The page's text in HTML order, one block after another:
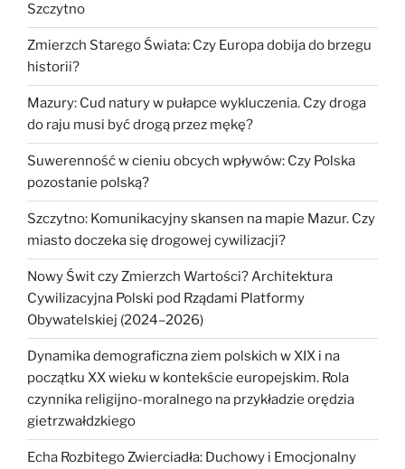
Szczytno
Zmierzch Starego Świata: Czy Europa dobija do brzegu
historii?
Mazury: Cud natury w pułapce wykluczenia. Czy droga
do raju musi być drogą przez mękę?
Suwerenność w cieniu obcych wpływów: Czy Polska
pozostanie polską?
Szczytno: Komunikacyjny skansen na mapie Mazur. Czy
miasto doczeka się drogowej cywilizacji?
Nowy Świt czy Zmierzch Wartości? Architektura
Cywilizacyjna Polski pod Rządami Platformy
Obywatelskiej (2024–2026)
Dynamika demograficzna ziem polskich w XIX i na
początku XX wieku w kontekście europejskim. Rola
czynnika religijno-moralnego na przykładzie orędzia
gietrzwałdzkiego
Echa Rozbitego Zwierciadła: Duchowy i Emocjonalny